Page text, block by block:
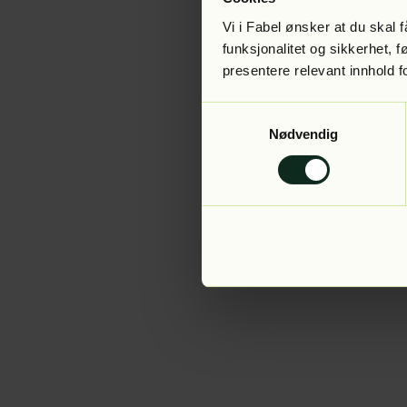
Vi i Fabel ønsker at du skal
funksjonalitet og sikkerhet,
presentere relevant innhold
Nødvendig
Application